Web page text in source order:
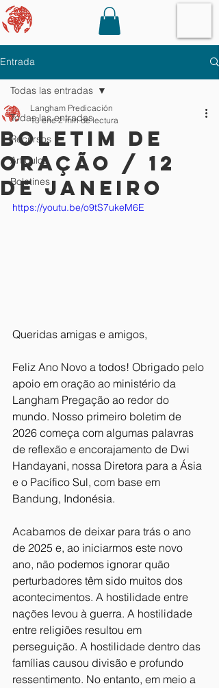
Entrada
Todas las entradas
Recursos
Artículos
Boletines
Todas las entradas
Boletim de
Oração / 12
de janeiro
Langham Predicación
13 ene 2 min de lectura
https://youtu.be/o9tS7ukeM6E
Queridas amigas e amigos,
Feliz Ano Novo a todos! Obrigado pelo
apoio em oração ao ministério da
Langham Pregação ao redor do
mundo. Nosso primeiro boletim de
2026 começa com algumas palavras
de reflexão e encorajamento de Dwi
Handayani, nossa Diretora para a Ásia
e o Pacífico Sul, com base em
Bandung, Indonésia.
Acabamos de deixar para trás o ano
de 2025 e, ao iniciarmos este novo
ano, não podemos ignorar quão
perturbadores têm sido muitos dos
acontecimentos. A hostilidade entre
nações levou à guerra. A hostilidade
entre religiões resultou em
perseguição. A hostilidade dentro das
famílias causou divisão e profundo
ressentimento. No entanto, em meio a